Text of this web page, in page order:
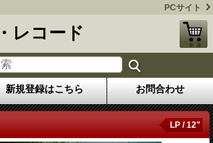
PCサイト
レコード
新規登録はこちら お問合わせ
LP / 12"